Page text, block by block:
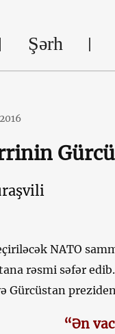
Şərh
NATO
rəsmi səfər
Gürcüstan
“Ən